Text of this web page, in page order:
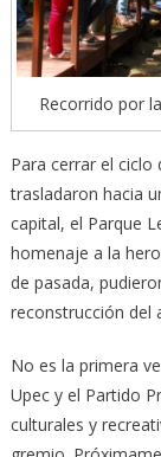
Recorrido por
Para cerrar el
trasladaron hacia
capital, el Parque
homenaje a la
de pasada,
reconstrucción del
No es la primera
Upec y el Partido
culturales y